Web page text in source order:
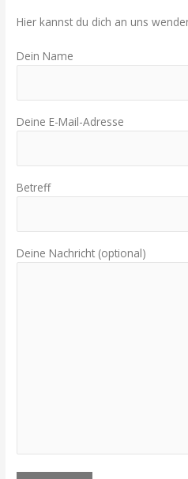
Hier kannst du dich an uns
Dein Name
Deine E-Mail-Adresse
Betreff
Deine Nachricht (optional)